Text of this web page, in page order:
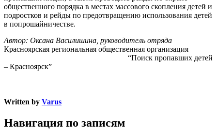
общественного порядка в местах массового скопления детей и
подростков и рейды по предотвращению использования детей
в попрошайничестве.
Автор: Оксана Василишина, руководитель отряда
Красноярская региональная общественная организация
“Поиск пропавших детей
– Красноярск”
Written by Varus
Навигация по записям